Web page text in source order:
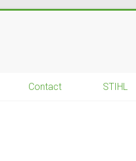
Contact STIHL